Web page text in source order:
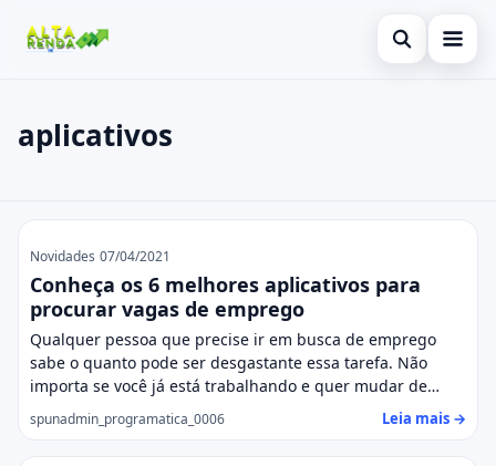
Abrir busca
Cartão de Crédito
Conta Digital
Empréstimo
Finanças
Imóvel
Legal
Pressione Enter para buscar ou ESC para fechar.
aplicativos
aplicativos
Novidades 07/04/2021
Conheça os 6 melhores aplicativos para
procurar vagas de emprego
Qualquer pessoa que precise ir em busca de emprego
sabe o quanto pode ser desgastante essa tarefa. Não
importa se você já está trabalhando e quer mudar de…
spunadmin_programatica_0006 Leia mais →